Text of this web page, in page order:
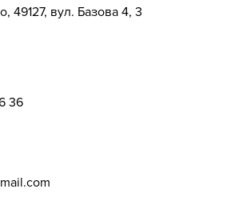
49127, вул. Базова 4, 3
36